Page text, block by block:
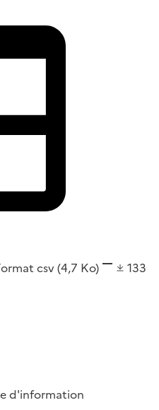
csv(4,7 Ko)
133
d'information